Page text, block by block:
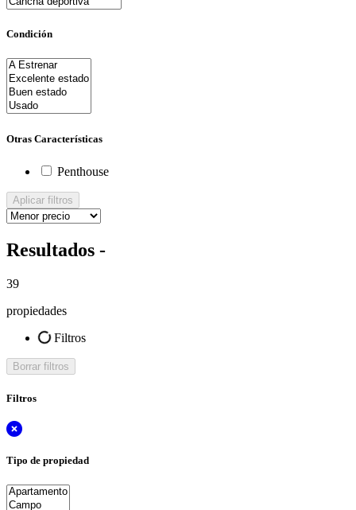
Condición
Otras Características
Penthouse
Aplicar filtros
Resultados -
39
propiedades
Filtros
Borrar filtros
Filtros
Tipo de propiedad